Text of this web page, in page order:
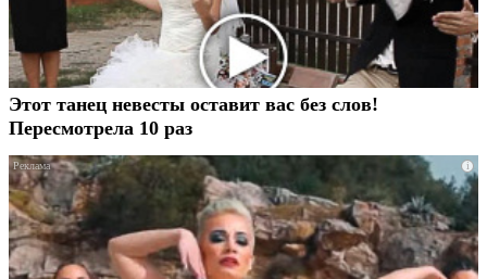
Этот танец невесты оставит вас без слов!
Пересмотрела 10 раз
i